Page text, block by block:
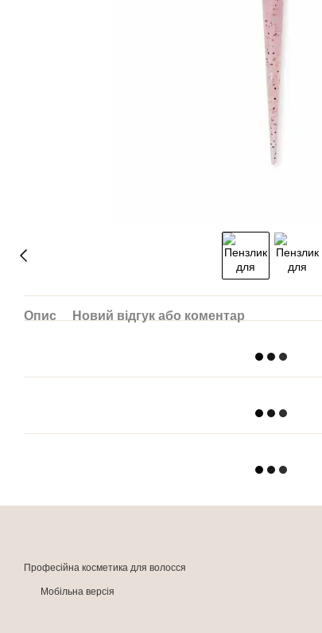
Опис Новий відгук або коментар
Професійна косметика для волосся
Мобільна версія